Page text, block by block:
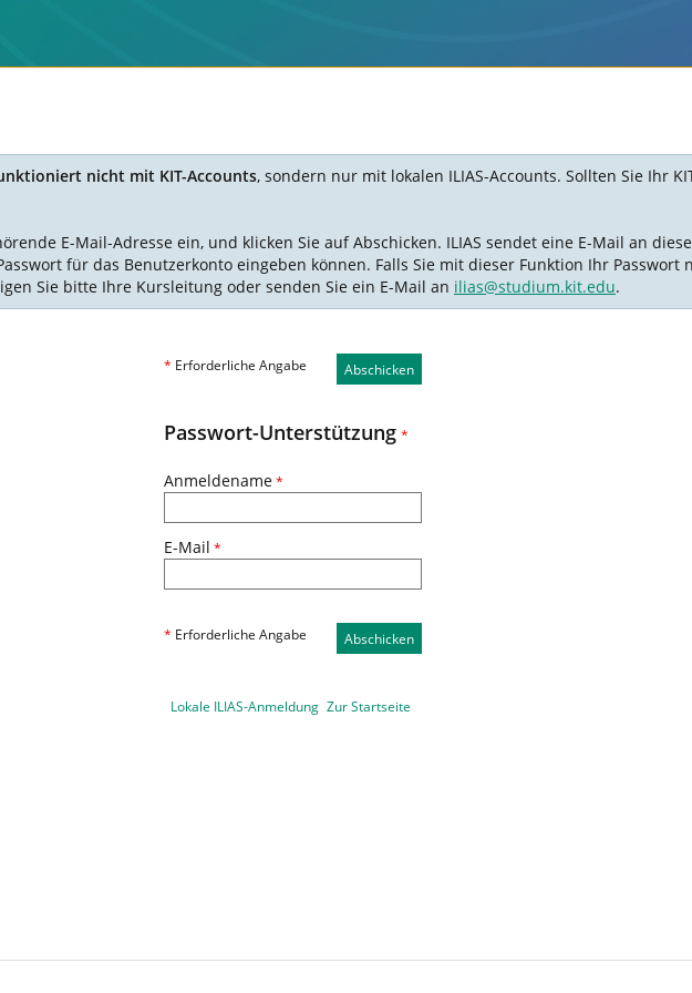
nicht mit KIT-Accounts, sondern nur mit lokalen ILIAS-Accounts. Sollten Sie Ihr
E-Mail-Adresse ein, und klicken Sie auf Abschicken. ILIAS sendet eine E-Mail an
für das Benutzerkonto eingeben können. Falls Sie mit dieser Funktion Ihr Passwort
Sie bitte Ihre Kursleitung oder senden Sie ein E-Mail an ilias@studium.kit.edu.
Abschicken
* Erforderliche Angabe
Passwort-Unterstützung *
Anmeldename *
E-Mail *
* Erforderliche Angabe Abschicken
Lokale ILIAS-Anmeldung Zur Startseite